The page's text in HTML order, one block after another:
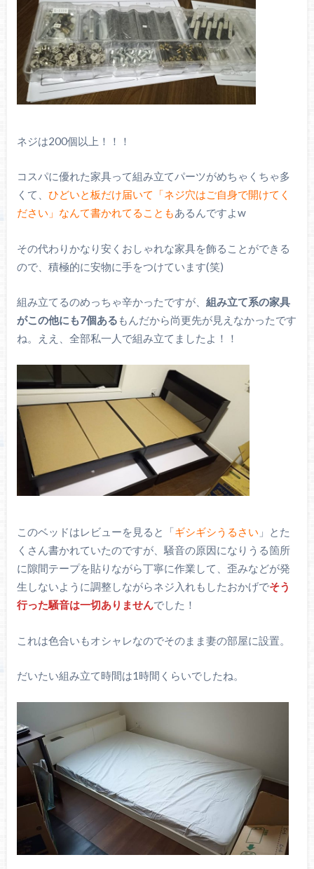
ネジは200個以上！！！
コスパに優れた家具って組み立てパーツがめちゃくちゃ多
くて、 ひどいと板だけ届いて「ネジ穴はご自身で開けてく
ださい」なんて書かれてることもあるんですよw
その代わりかなり安くおしゃれな家具を飾ることができる
ので、積極的に安物に手をつけています(笑)
組み立てるのめっちゃ辛かったですが、 組み立て系の家具
がこの他にも7個ある もんだから尚更先が見えなかったです
ね。ええ、全部私一人で組み立てましたよ！！
このベッドはレビューを見ると「ギシギシうるさい 」とた
くさん書かれていたのですが、騒音の原因になりうる箇所
に隙間テープを貼りながら丁寧に作業して、歪みなどが発
生しないように調整しながらネジ入れもしたおかげでそう
行った騒音は一切ありませんでした！
これは色合いもオシャレなのでそのまま妻の部屋に設置。
だいたい組み立て時間は1時間くらいでしたね。